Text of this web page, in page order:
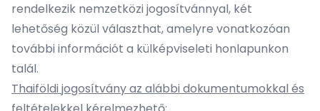
rendelkezik nemzetközi jogosítvánnyal, két
lehetőség közül választhat, amelyre vonatkozóan
további információt a külképviseleti honlapunkon
talál.
Thaiföldi jogosítvány az alábbi dokumentumokkal és